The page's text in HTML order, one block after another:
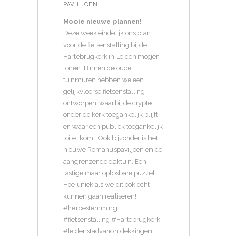
PAVILJOEN
Mooie nieuwe plannen!
Deze week eindelijk ons plan
voor de fietsenstalling bij de
Hartebrugkerk in Leiden mogen
tonen. Binnen de oude
tuinmuren hebben we een
gelijkvloerse fietsenstalling
ontworpen, waarbij de crypte
onder de kerk toegankelijk blijft
en waar een publiek toegankelijk
toilet komt. Ook bijzonder is het
nieuwe Romanuspaviljoen en de
aangrenzende daktuin. Een
lastige maar oplosbare puzzel.
Hoe uniek als we dit ook echt
kunnen gaan realiseren!
#herbestemming
#fietsenstalling #Hartebrugkerk
#leidenstadvanontdekkingen